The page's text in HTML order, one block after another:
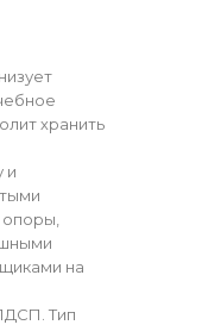
хранить
и
на
Тип